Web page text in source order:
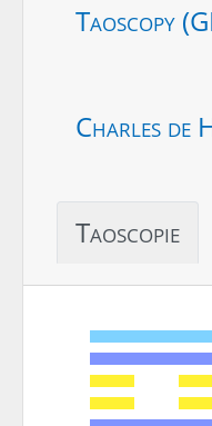
Taoscopy
Charles de
Taoscopie